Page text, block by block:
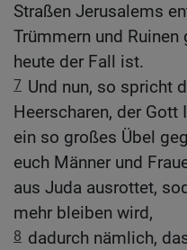
Straßen Jerusalems
Trümmern und
heute der Fall ist.
7 Und nun, so spricht
Heerscharen, der
ein so großes Übel
euch Männer und
aus Juda ausrottet,
mehr bleiben wird,
8 dadurch nämlich,